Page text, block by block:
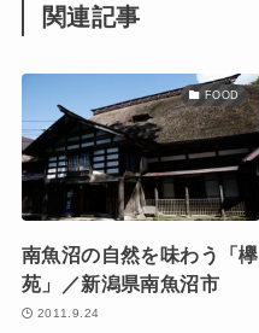
関連記事
FOOD
南魚沼の自然を味わう「欅
苑」／新潟県南魚沼市
2011.9.24